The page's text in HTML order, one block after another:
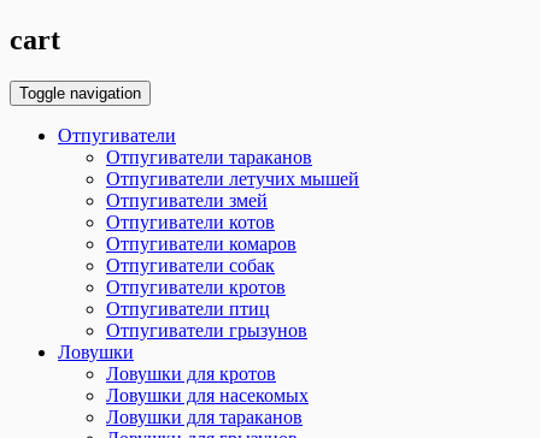
cart
Toggle navigation
Отпугиватели
Отпугиватели тараканов
Отпугиватели летучих мышей
Отпугиватели змей
Отпугиватели котов
Отпугиватели комаров
Отпугиватели собак
Отпугиватели кротов
Отпугиватели птиц
Отпугиватели грызунов
Ловушки
Ловушки для кротов
Ловушки для насекомых
Ловушки для тараканов